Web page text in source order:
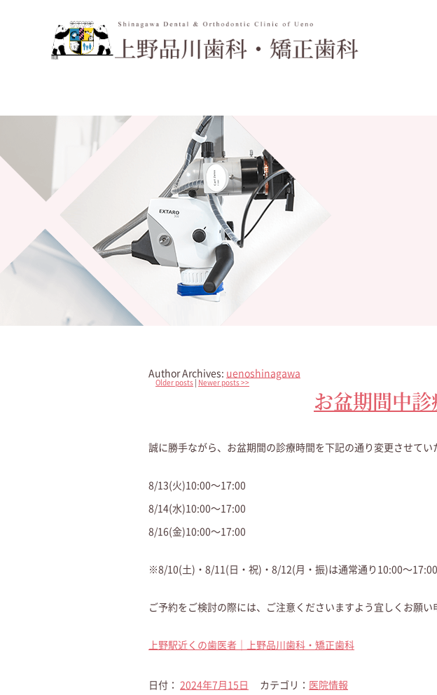
Author Archives: uenoshinagawa
Older posts | Newer posts>>
お盆期間中
誠に勝手ながら、お盆期間の診療時間を下記の通り変更させてい
8/13(火)10:00〜17:00
8/14(水)10:00〜17:00
8/16(金)10:00〜17:00
※8/10(土)・8/11(日・祝)・8/12(月・振)は通常通り10:00〜17:00
ご予約をご検討の際には、ご注意くださいますよう宜しくお願い
上野駅近くの歯医者｜上野品川歯科・矯正歯科
日付： 2024年7月15日 カテゴリ： 医院情報